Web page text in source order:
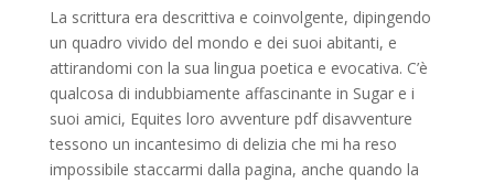
La scrittura era descrittiva e coinvolgente, dipingendo
un quadro vivido del mondo e dei suoi abitanti, e
attirandomi con la sua lingua poetica e evocativa. C’è
qualcosa di indubbiamente affascinante in Sugar e i
suoi amici, Equites loro avventure pdf disavventure
tessono un incantesimo di delizia che mi ha reso
impossibile staccarmi dalla pagina, anche quando la